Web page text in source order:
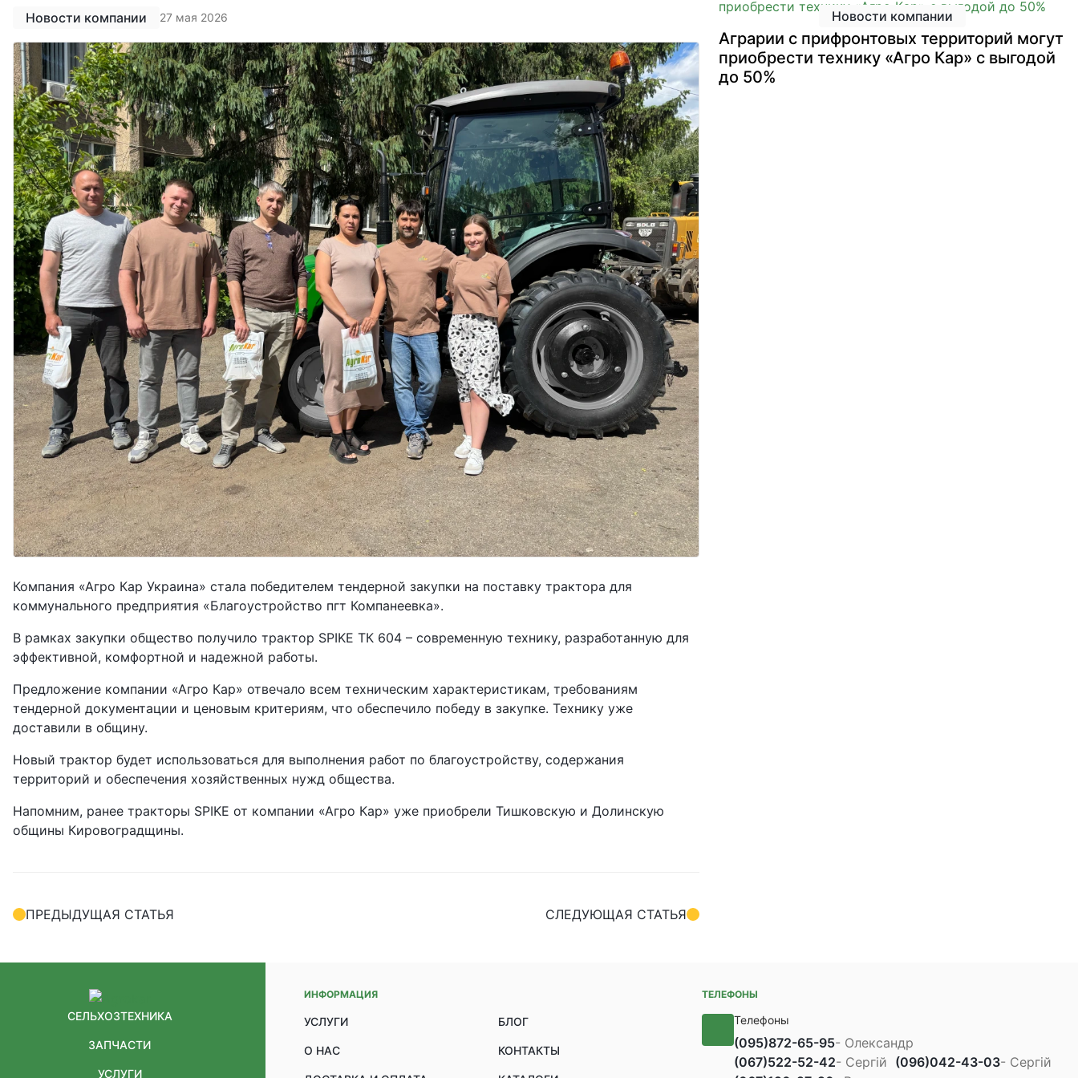
Новости компании 27 мая 2026
Компания «Агро Кар Украина» стала победителем тендерной закупки на поставку трактора для
коммунального предприятия «Благоустройство пгт Компанеевка».
В рамках закупки общество получило трактор SPIKE ТК 604 – современную технику, разработанную для
эффективной, комфортной и надежной работы.
Предложение компании «Агро Кар» отвечало всем техническим характеристикам, требованиям
тендерной документации и ценовым критериям, что обеспечило победу в закупке. Технику уже
доставили в общину.
Новый трактор будет использоваться для выполнения работ по благоустройству, содержания
территорий и обеспечения хозяйственных нужд общества.
Напомним, ранее тракторы SPIKE от компании «Агро Кар» уже приобрели Тишковскую и Долинскую
общины Кировоградщины.
ПРЕДЫДУЩАЯ СТАТЬЯ СЛЕДУЮЩАЯ СТАТЬЯ
Новости компании
Аграрии с прифронтовых территорий могут
приобрести технику «Агро Кар» с выгодой
до 50%
СЕЛЬХОЗТЕХНИКА
ЗАПЧАСТИ
УСЛУГИ
ИНФОРМАЦИЯ
УСЛУГИ БЛОГ
О НАС КОНТАКТЫ
ТЕЛЕФОНЫ
Телефоны
(095)872-65-95- Олександр
(067)522-52-42- Сергій (096)042-43-03- Сергій